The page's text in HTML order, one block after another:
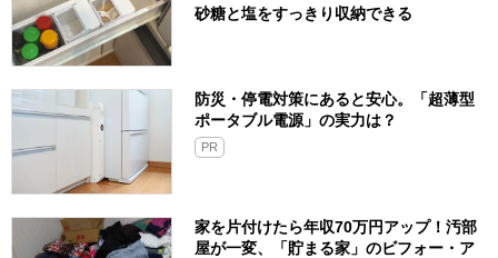
砂糖と塩をすっきり収納できる
防災・停電対策にあると安心。「超薄型
ポータブル電源」の実力は？​
PR
家を片付けたら年収70万円アップ！汚部
屋が一変、「貯まる家」のビフォー・ア